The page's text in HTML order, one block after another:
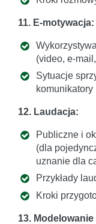
11. E-motywacja:
(video, e-
Sytuacje
komunikatory
12. Laudacja:
Publiczne i
(dla
uznanie dla
Przykłady
Kroki
13.